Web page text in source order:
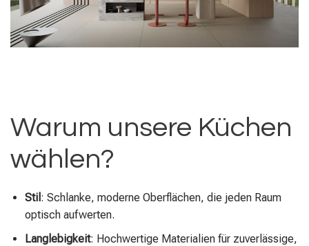
Warum unsere Küchen
wählen?
Stil : Schlanke, moderne Oberflächen, die jeden Raum
optisch aufwerten.
Langlebigkeit: Hochwertige Materialien für zuverlässige,